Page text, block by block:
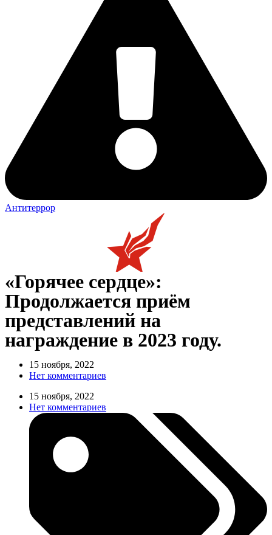
Антитеррор
«Горячее сердце»:
Продолжается приём
представлений на
награждение в 2023 году.
15 ноября, 2022
Нет комментариев
15 ноября, 2022
Нет комментариев